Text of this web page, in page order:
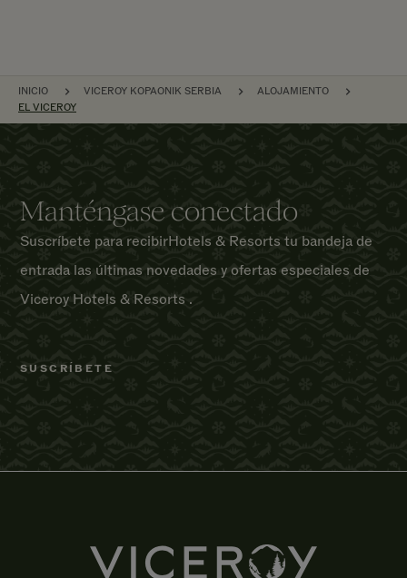
NAVEGACIÓN POR EL SITIO
INICIO VICEROY KOPAONIK SERBIA
ALOJAMIENTO
EL VICEROY
Manténgase conectado
Suscríbete para recibirHotels & Resorts tu bandeja de
entrada las últimas novedades y ofertas especiales de
Viceroy Hotels & Resorts .